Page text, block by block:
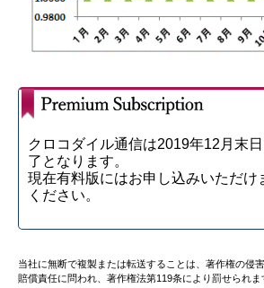
クロコダイル通信は2019年12月末
了となります。
現在有料版にはお申し込みいただけ
ください。
当社に無断で複製または転送することは、著作権の侵
賠償責任に問われ、著作権法第119条により罰せられま